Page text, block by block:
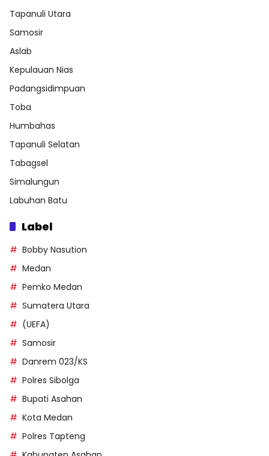
Tapanuli Utara
Samosir
Aslab
Kepulauan Nias
Padangsidimpuan
Toba
Humbahas
Tapanuli Selatan
Tabagsel
Simalungun
Labuhan Batu
Label
Bobby Nasution
Medan
Pemko Medan
Sumatera Utara
(UEFA)
Samosir
Danrem 023/KS
Polres Sibolga
Bupati Asahan
Kota Medan
Polres Tapteng